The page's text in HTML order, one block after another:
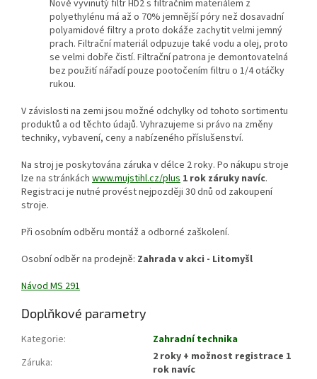
Nově vyvinutý filtr HD2 s filtračním materiálem z
polyethylénu má až o 70% jemnější póry než dosavadní
polyamidové filtry a proto dokáže zachytit velmi jemný
prach. Filtrační materiál odpuzuje také vodu a olej, proto
se velmi dobře čistí. Filtrační patrona je demontovatelná
bez použití nářadí pouze pootočením filtru o 1/4 otáčky
rukou.
V závislosti na zemi jsou možné odchylky od tohoto sortimentu
produktů a od těchto údajů. Vyhrazujeme si právo na změny
techniky, vybavení, ceny a nabízeného příslušenství.
Na stroj je poskytována záruka v délce 2 roky. Po nákupu stroje
lze na stránkách www.mujstihl.cz/plus 1 rok záruky navíc.
Registraci je nutné provést nejpozději 30 dnů od zakoupení
stroje.
Při osobním odběru montáž a odborné zaškolení.
Osobní odběr na prodejně: Zahrada v akci - Litomyšl
Návod MS 291
Doplňkové parametry
Kategorie:
Zahradní technika
Záruka:
2 roky + možnost registrace 1
rok navíc